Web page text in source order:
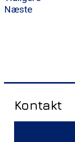
Næste
Kontakt